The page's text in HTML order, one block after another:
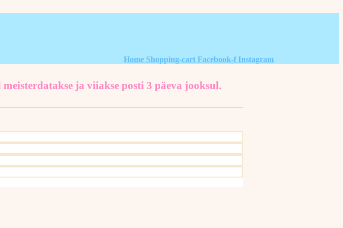
Home Shopping-cart Facebook-f Instagram
ja viiakse posti 3 päeva jooksul.